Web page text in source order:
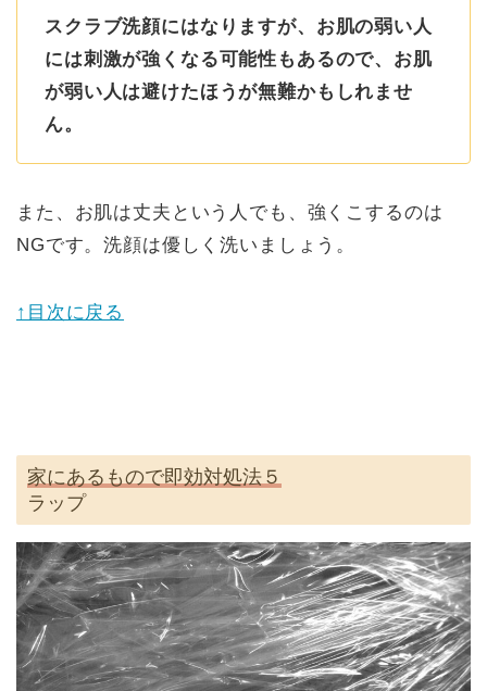
スクラブ洗顔にはなりますが、お肌の弱い人
には刺激が強くなる可能性もあるので、お肌
が弱い人は避けたほうが無難かもしれませ
ん。
また、お肌は丈夫という人でも、強くこするのは
NGです。洗顔は優しく洗いましょう。
↑目次に戻る
家にあるもので即効対処法５
ラップ